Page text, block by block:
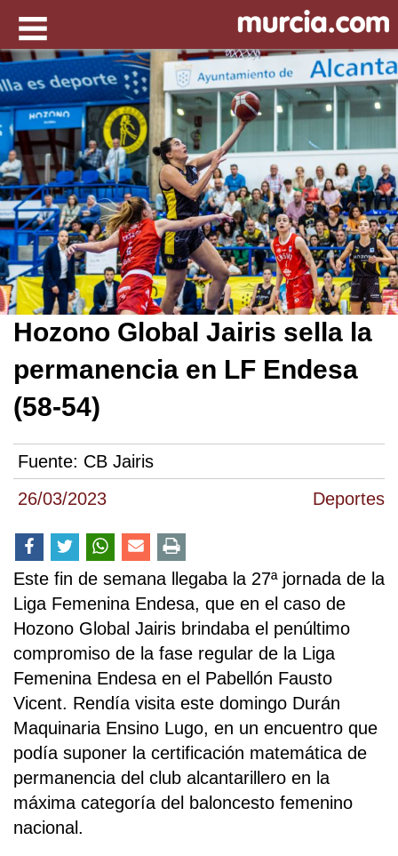
26/03/2023 Deportes
Hozono Global Jairis sella la
permanencia en LF Endesa
(58-54)
Fuente: CB Jairis
Este fin de semana llegaba la 27ª jornada de la
Liga Femenina Endesa, que en el caso de
Hozono Global Jairis brindaba el penúltimo
compromiso de la fase regular de la Liga
Femenina Endesa en el Pabellón Fausto
Vicent. Rendía visita este domingo Durán
Maquinaria Ensino Lugo, en un encuentro que
podía suponer la certificación matemática de
permanencia del club alcantarillero en la
máxima categoría del baloncesto femenino
nacional.